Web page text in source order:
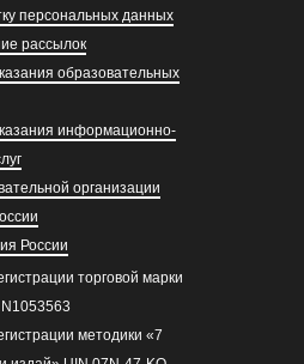
персональных данных
рассылок
образовательных
информационно-
организации
России
торговой марки
методики «7